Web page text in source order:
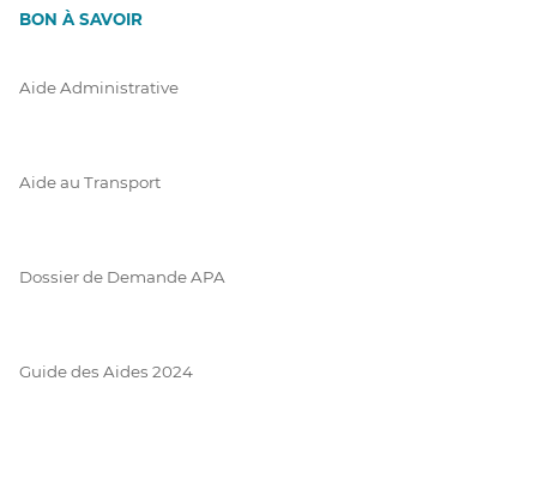
BON À SAVOIR
Aide Administrative
Aide au Transport
Dossier de Demande APA
Guide des Aides 2024